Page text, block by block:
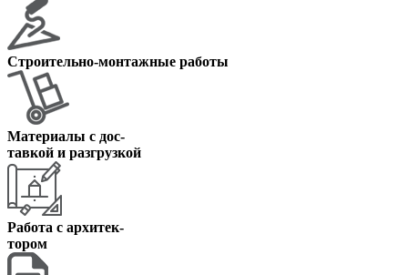
Строительно-монтажные работы
Материалы с дос-
тавкой и разгрузкой
Работа с архитек-
тором